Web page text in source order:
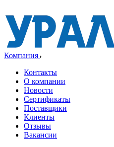
Компания
Контакты
О компании
Новости
Сертификаты
Поставщики
Клиенты
Отзывы
Вакансии